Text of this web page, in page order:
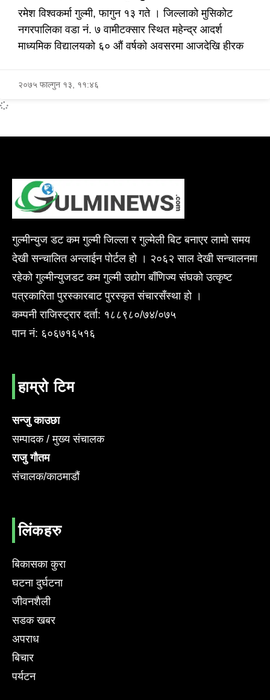
रमेश विश्वकर्मा गुल्मी, फागुन १३ गते । जिल्लाको मुसिकोट
नगरपालिका वडा नं. ७ वामीटक्सार स्थित महेन्द्र आदर्श
माध्यमिक विद्यालयको ६० औं वर्षको अवसरमा आजदेखि हीरक
२०७५ फाल्गुन १३, ११:४६
गुल्मीन्युज डट कम गुल्मी जिल्ला र गुल्मेली बिट बनाएर लामो समय
देखी सन्चालित अन्लाईन पोर्टल हो । २०६२ साल देखी सन्चालनमा
रहेको गुल्मीन्युजडट कम गुल्मी उद्योग बाँणिज्य संघको उत्कृष्ट
पत्रकारिता पुरस्कारबाट पुरस्कृत संचारसँस्था हो ।
कम्पनी राजिस्ट्रार दर्ता: १८८९८०/७४/०७५
पान नं: ६०६७१६५१६
हाम्रो टिम
सन्जु काउछा
सम्पादक / मुख्य संचालक
राजु गौतम
संचालक/काठमाडौं
लिंकहरु
बिकासका कुरा
घटना दुर्घटना
जीवनशैली
सडक खबर
अपराध
बिचार
पर्यटन